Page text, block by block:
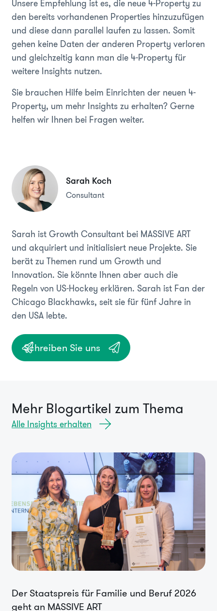
Unsere Empfehlung ist es, die neue 4-Property zu
den bereits vorhandenen Properties hinzuzufügen
und diese dann parallel laufen zu lassen. Somit
gehen keine Daten der anderen Property verloren
und gleichzeitig kann man die 4-Property für
weitere Insights nutzen.
Sie brauchen Hilfe beim Einrichten der neuen 4-
Property, um mehr Insights zu erhalten? Gerne
helfen wir Ihnen bei Fragen weiter.
Sarah Koch
Consultant
Sarah ist Growth Consultant bei MASSIVE ART
und akquiriert und initialisiert neue Projekte. Sie
berät zu Themen rund um Growth und
Innovation. Sie könnte Ihnen aber auch die
Regeln von US-Hockey erklären. Sarah ist Fan der
Chicago Blackhawks, seit sie für fünf Jahre in
den USA lebte.
Schreiben Sie uns
Mehr Blogartikel zum Thema
Alle Insights erhalten
Der Staatspreis für Familie und Beruf 2026
geht an MASSIVE ART